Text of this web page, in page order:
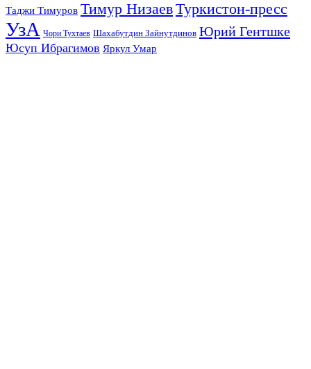
Таджи Тимуров Тимур НизаевТуркистон-пресс
УзА Чори Тухтаев Шахабутдин Зайнутдинов Юрий Гентшке
Юсуп Ибрагимов Яркул Умар